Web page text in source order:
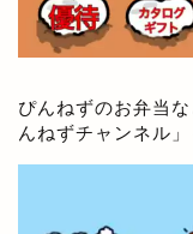
ぴんねずのお弁当
んねずチャンネル